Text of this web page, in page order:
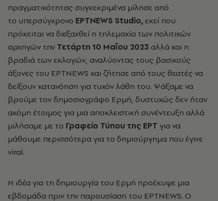
πραγματικότητας συγκεκριμένα μίλησε από
το υπερσύγχρονο ΕΡΤNEWS Studio, εκεί που
πρόκειται να διεξαχθεί η τηλεμαχία των πολιτικών
αρχηγών την Τετάρτη 10 Μαΐου 2023 αλλά και η
βραδιά των εκλογών, αναλύοντας τους βασικούς
άξονες του EΡΤNEWS και ζήτησε από τους θεατές να
δείξουν κατανόηση για τυχόν λάθη του. Ψάξαμε να
βρούμε τον δημοσιογράφο Ερμή, δυστυχώς δεν ήταν
ακόμη έτοιμος για μια αποκλειστική συνέντευξη αλλά
μιλήσαμε με το Γραφείο Τύπου της ΕΡΤ για να
μάθουμε περισσότερα για το δημιούργημα που έγινε
viral.
Η ιδέα για τη δημιουργία του Ερμή προέκυψε μια
εβδομάδα πριν την παρουσίαση του EΡTNEWS. O